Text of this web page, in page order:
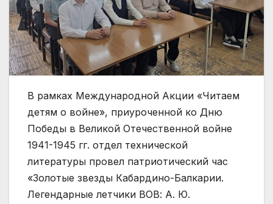
В рамках Международной Акции «Читаем
детям о войне», приуроченной ко Дню
Победы в Великой Отечественной войне
1941-1945 гг. отдел технической
литературы провел патриотический час
«Золотые звезды Кабардино-Балкарии.
Легендарные летчики ВОВ: А. Ю.